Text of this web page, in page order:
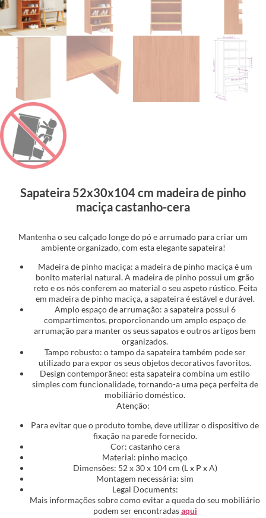
Sapateira 52x30x104 cm madeira de pinho
maciça castanho-cera
Mantenha o seu calçado longe do pó e arrumado para criar um
ambiente organizado, com esta elegante sapateira!
Madeira de pinho maciça: a madeira de pinho maciça é um
bonito material natural. A madeira de pinho possui um grão
reto e os nós conferem ao material o seu aspeto rústico. Feita
em madeira de pinho maciça, a sapateira é estável e durável.
Amplo espaço de arrumação: a sapateira possui 6
compartimentos, proporcionando um amplo espaço de
arrumação para manter os seus sapatos e outros artigos bem
organizados.
Tampo robusto: o tampo da sapateira também pode ser
utilizado para expor os seus objetos decorativos favoritos.
Design contemporâneo: esta sapateira combina um estilo
simples com funcionalidade, tornando-a uma peça perfeita de
mobiliário doméstico.
Atenção:
Para evitar que o produto tombe, deve utilizar o dispositivo de
fixação na parede fornecido.
Cor: castanho cera
Material: pinho maciço
Dimensões: 52 x 30 x 104 cm (L x P x A)
Montagem necessária: sim
Legal Documents:
Mais informações sobre como evitar a queda do seu mobiliário
podem ser encontradasaqui